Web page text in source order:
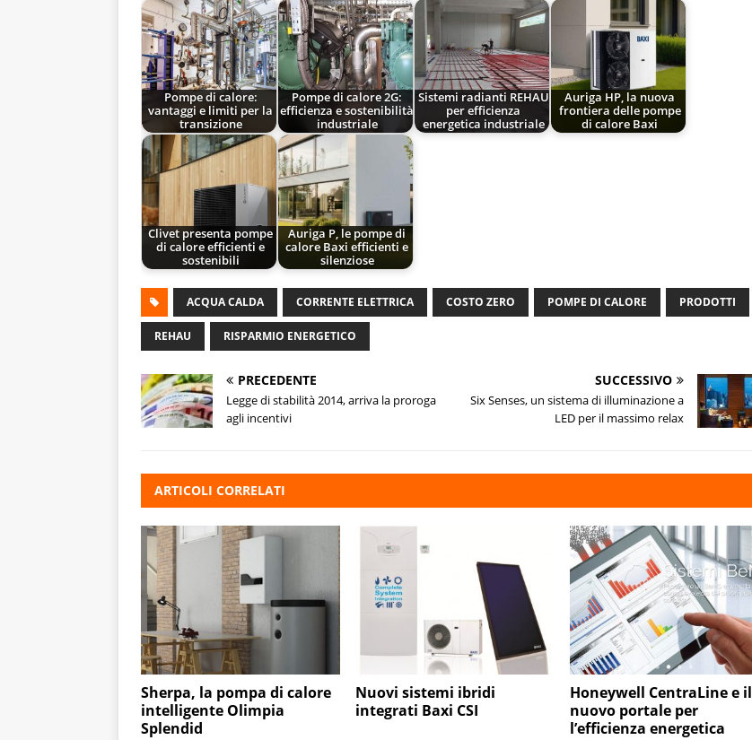
Pompe di calore:
vantaggi e limiti per la
transizione
Pompe di calore 2G:
efficienza e sostenibilità
industriale
Sistemi radianti REHAU
per efficienza
energetica industriale
Auriga HP, la nuova
frontiera delle pompe
di calore Baxi
Clivet presenta pompe
di calore efficienti e
sostenibili
Auriga P, le pompe di
calore Baxi efficienti e
silenziose
ACQUA CALDA CORRENTE ELETTRICA COSTO ZERO POMPE DI CALORE PRODOTTI
REHAU RISPARMIO ENERGETICO
PRECEDENTE
Legge di stabilità 2014, arriva la proroga
agli incentivi
SUCCESSIVO
Six Senses, un sistema di illuminazione a
LED per il massimo relax
ARTICOLI CORRELATI
Sherpa, la pompa di calore
intelligente Olimpia
Splendid
Nuovi sistemi ibridi
integrati Baxi CSI
Honeywell CentraLine e il
nuovo portale per
l’efficienza energetica